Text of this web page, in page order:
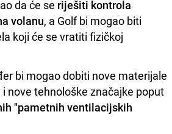
da će se riješiti kontrola
volanu, a Golf bi mogao biti
koji će se vratiti fizičkoj
bi mogao dobiti nove materijale
nove tehnološke značajke poput
"pametnih ventilacijskih